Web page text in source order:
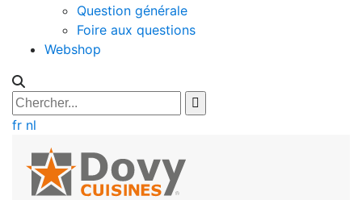
Question générale
Foire aux questions
Webshop
fr nl